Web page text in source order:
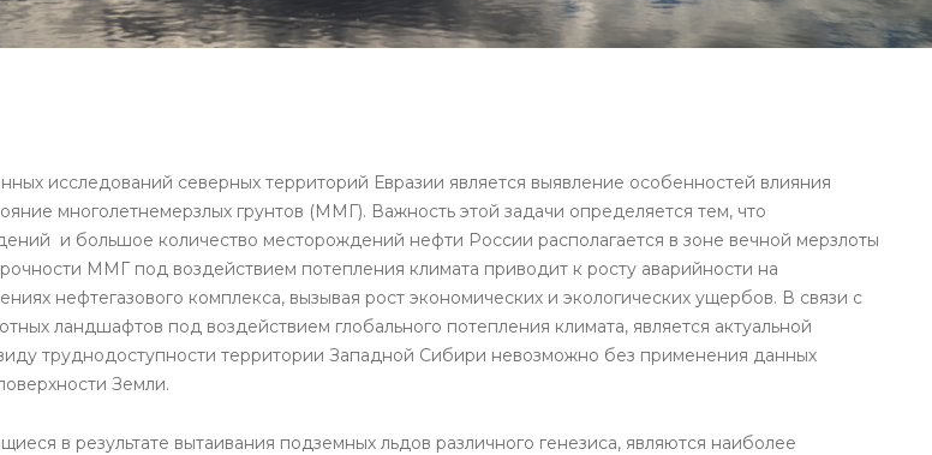
исследований северных территорий Евразии является выявление особенностей влияния
многолетнемерзлых грунтов (ММГ). Важность этой задачи определяется тем, что
и большое количество месторождений нефти России располагается в зоне вечной мерзлоты
ММГ под воздействием потепления климата приводит к росту аварийности на
нефтегазового комплекса, вызывая рост экономических и экологических ущербов. В связи с
ландшафтов под воздействием глобального потепления климата, является актуальной
труднодоступности территории Западной Сибири невозможно без применения данных
Земли.
в результате вытаивания подземных льдов различного генезиса, являются наиболее